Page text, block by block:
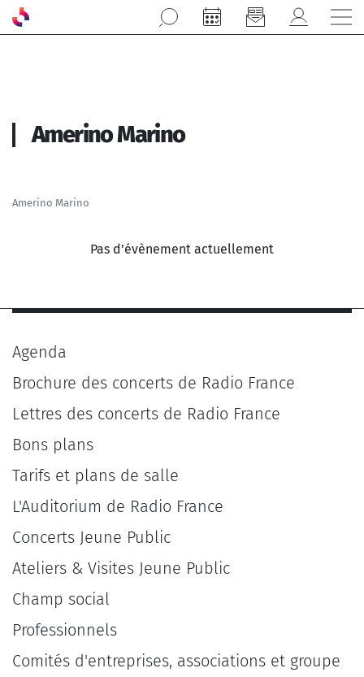
Aller au contenu principal
Amerino Marino
Amerino Marino
Pas d'évènement actuellement
Agenda
Brochure des concerts de Radio France
Lettres des concerts de Radio France
Bons plans
Tarifs et plans de salle
L'Auditorium de Radio France
Concerts Jeune Public
Ateliers & Visites Jeune Public
Champ social
Professionnels
Comités d'entreprises, associations et groupe